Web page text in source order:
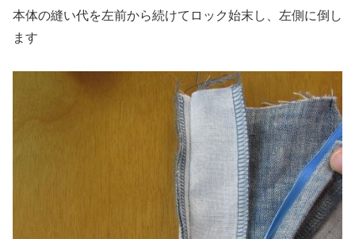
本体の縫い代を左前から続けてロック始末し、左側に倒し
ます